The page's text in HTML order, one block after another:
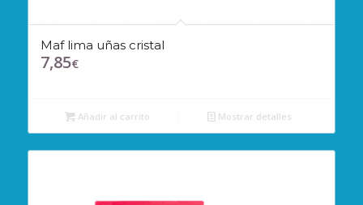
Maf lima uñas cristal
7,85€
Añadir al carrito Mostrar detalles